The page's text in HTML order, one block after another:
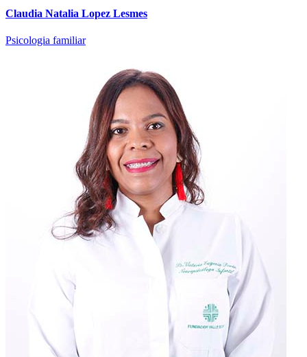
Claudia Natalia Lopez Lesmes
Psicologia familiar